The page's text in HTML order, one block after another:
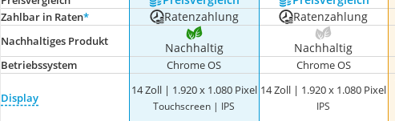
Zahlbar in Raten* Ratenzahlung Ratenzahlung
Nachhaltiges Produkt Nachhaltig Nachhaltig
Betriebssystem Chrome OS Chrome OS
Display
14 Zoll | 1.920 x 1.080 Pixel
Touchscreen | IPS
14 Zoll | 1.920 x 1.080 Pixel
IPS